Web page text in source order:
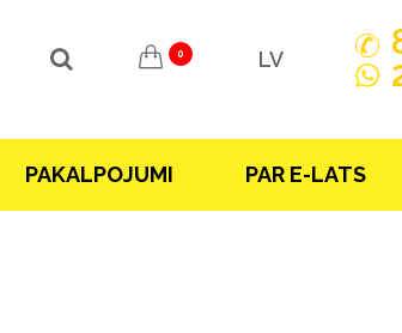
0 LV
PAKALPOJUMI PAR E-LATS